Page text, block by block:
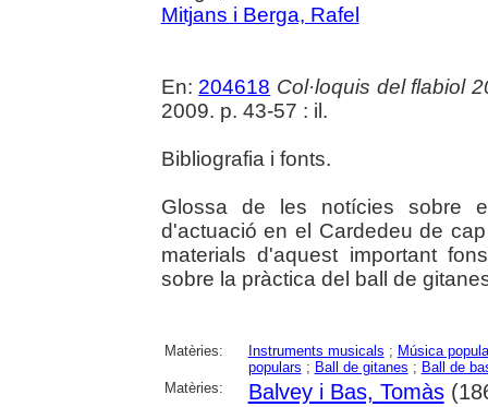
Mitjans i Berga, Rafel
En: 204618 Col·loquis del flabiol
2009. p. 43-57 : il.
Bibliografia i fonts.
Glossa de les notícies sobre
d'actuació en el Cardedeu de
materials d'aquest important
sobre la pràctica del ball de
Matèries: Instruments musicals ; Música
populars ; Ball de gitanes ; Ball de
Matèries:
Balvey i Bas, Tomàs